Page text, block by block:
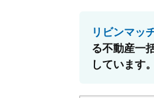
リビンマッ
る不動産一
しています。